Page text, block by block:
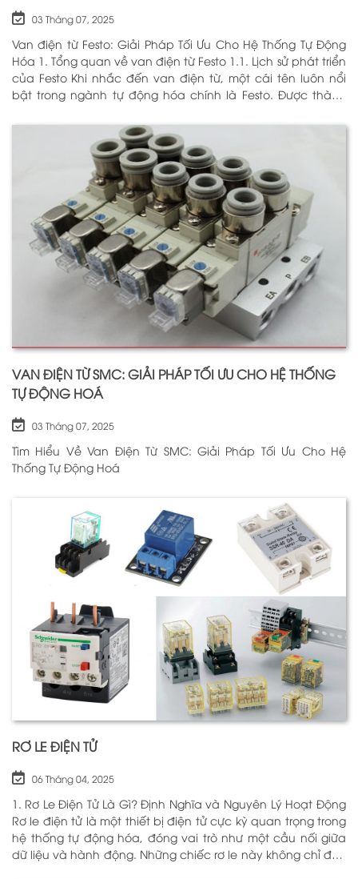
03 Tháng 07, 2025
Van điện từ Festo: Giải Pháp Tối Ưu Cho Hệ Thống Tự Động
Hóa 1. Tổng quan về van điện từ Festo 1.1. Lịch sử phát triển
của Festo Khi nhắc đến van điện từ, một cái tên luôn nổi
bật trong ngành tự động hóa chính là Festo. Được thành
VAN ĐIỆN TỪ SMC: GIẢI PHÁP TỐI ƯU CHO HỆ THỐNG
TỰ ĐỘNG HOÁ
03 Tháng 07, 2025
Tìm Hiểu Về Van Điện Từ SMC: Giải Pháp Tối Ưu Cho Hệ
Thống Tự Động Hoá
RƠ LE ĐIỆN TỬ
06 Tháng 04, 2025
1. Rơ Le Điện Tử Là Gì? Định Nghĩa và Nguyên Lý Hoạt Động
Rơ le điện tử là một thiết bị điện tử cực kỳ quan trọng trong
hệ thống tự động hóa, đóng vai trò như một cầu nối giữa
dữ liệu và hành động. Những chiếc rơ le này không chỉ đơn